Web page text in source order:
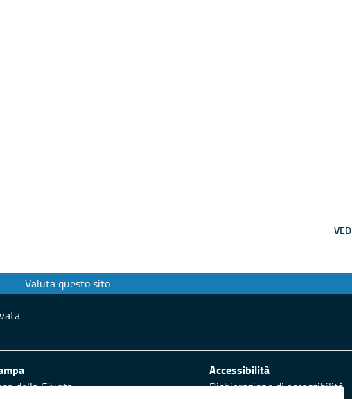
Valuta questo sito
della Giunta
Accessibilità
Dichiarazione di accessibilità